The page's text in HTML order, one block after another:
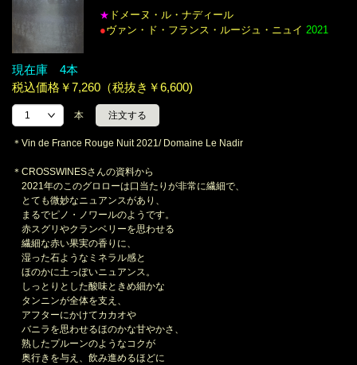
★ ドメーヌ・ル・ナディール
●ヴァン・ド・フランス・ルージュ・ニュイ 2021
現在庫 4本
税込価格￥7,260（税抜き￥6,600)
本
＊Vin de France Rouge Nuit 2021/ Domaine Le Nadir
＊CROSSWINESさんの資料から
2021年のこのグロローは口当たりが非常に繊細で、
とても微妙なニュアンスがあり、
まるでピノ・ノワールのようです。
赤スグリやクランベリーを思わせる
繊細な赤い果実の香りに、
湿った石ようなミネラル感と
ほのかに土っぽいニュアンス。
しっとりとした酸味ときめ細かな
タンニンが全体を支え、
アフターにかけてカカオや
バニラを思わせるほのかな甘やかさ、
熟したプルーンのようなコクが
奥行きを与え、飲み進めるほどに